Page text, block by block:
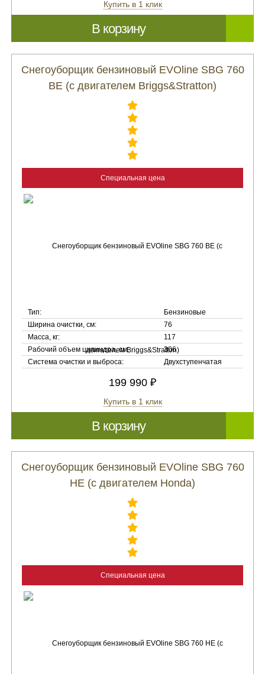
Купить в 1 клик
В корзину
Снегоуборщик бензиновый EVOline SBG 760
BE (с двигателем Briggs&Stratton)
Специальная цена
Тип:
Бензиновые
Ширина очистки, см:
76
Масса, кг:
117
Рабочий объем цилиндра, см:
306
Система очистки и выброса:
Двухступенчатая
199 990 ₽
Купить в 1 клик
В корзину
Снегоуборщик бензиновый EVOline SBG 760
HE (с двигателем Honda)
Специальная цена